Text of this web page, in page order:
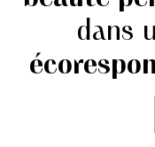
dans